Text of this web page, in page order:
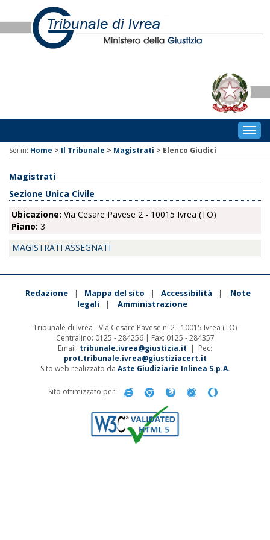
Sei in: Home > Il Tribunale > Magistrati > Elenco Giudici
Magistrati
Sezione Unica Civile
Ubicazione: Via Cesare Pavese 2 - 10015 Ivrea (TO)
Piano: 3
MAGISTRATI ASSEGNATI
Redazione | Mappa del sito | Accessibilità |
Note
legali
| Amministrazione
Tribunale di Ivrea - Via Cesare Pavese n. 2 - 10015 Ivrea (TO)
Centralino: 0125 - 284256 | Fax: 0125 - 284357
Email: tribunale.ivrea@giustizia.it | Pec:
prot.tribunale.ivrea@giustiziacert.it
Sito web realizzato da Aste Giudiziarie Inlinea S.p.A.
Sito ottimizzato per: